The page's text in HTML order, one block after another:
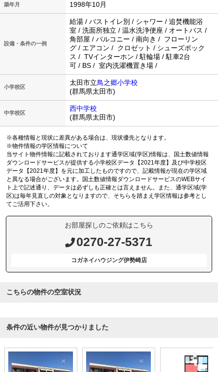
築年月 1998年10月
設備・条件の一例
給湯 / バストイレ別 / シャワー / 追焚機能浴
室 / 洗面所独立 / 温水洗浄便座 / オートバス /
角部屋 / バルコニー / 南向き / フローリン
グ / エアコン / クロゼット / シューズボック
ス / TVインターホン / 駐輪場 / 駐車2台
可 / BS / 室内洗濯機置き場 /
小学校区
太田市立鳥之郷小学校
(群馬県太田市)
中学校区
西中学校
(群馬県太田市)
※各種情報と現状に差異がある場合は、現状優先となります。
※物件情報の学区情報について
当サイト物件情報に記載されております通学区域(学区)情報は、国土数値情報
ダウンロードサービスが提供する小学校区データ【2021年度】及び中学校区
データ【2021年度】を元に加工したものですので、記載情報が現在の学区域
と異なる場合がございます。国土数値情報ダウンロードサービスのWEBサイ
ト上で記述通り、データは必ずしも正確とは言えません。また、通学区域(学
区)は毎年見直しの対象となりますので、そちらを踏まえ学区情報は参考とし
てご活用下さい。
お部屋探しのご依頼はこちら
0270-27-5371
コガネイハウジング伊勢崎店
こちらの物件の空室状況
条件の近い物件が見つかりました